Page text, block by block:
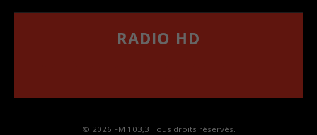
RADIO HD
© 2026 FM 103,3 Tous droits réservés.